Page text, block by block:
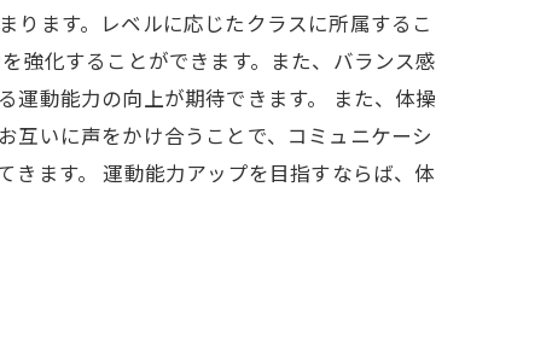
ります。レベルに応じたクラスに所属するこ
強化することができます。また、バランス感
運動能力の向上が期待できます。 また、体操
互いに声をかけ合うことで、コミュニケーシ
きます。 運動能力アップを目指すならば、体